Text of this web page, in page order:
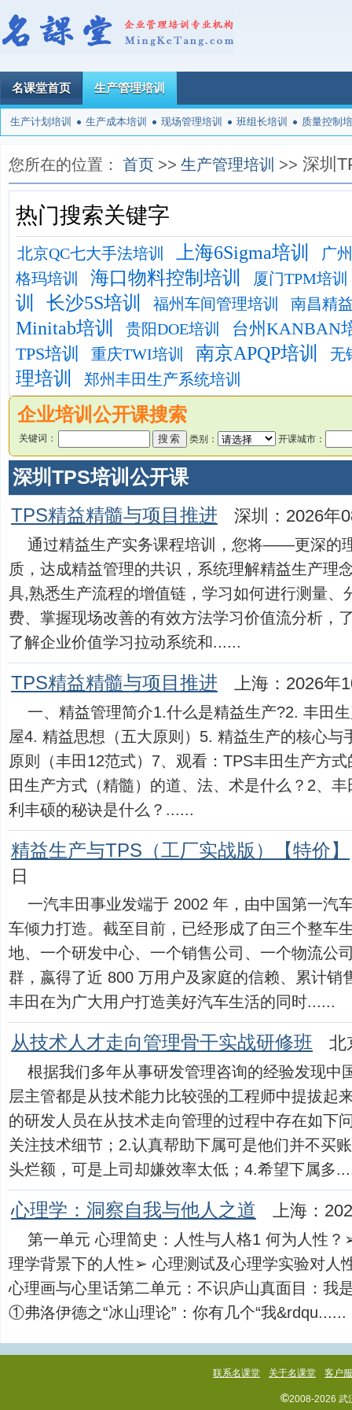
名课堂首页 生产管理培训
生产计划培训 生产成本培训 现场管理培训 班组长培训 质量控制
您所在的位置： 首页 >> 生产管理培训 >> 深圳
热门搜索关键字
北京QC七大手法培训 上海6Sigma培训
广
格玛培训
海口物料控制培训 厦门TPM培训
训 长沙5S培训 福州车间管理培训 南昌精
Minitab培训 贵阳DOE培训
台州KANBAN
TPS培训
重庆TWI培训 南京APQP培训 无
理培训 郑州丰田生产系统培训
企业培训公开课搜索
关键词： 类别： 开课城市：
深圳TPS培训公开课
TPS精益精髓与项目推进 深圳：2026年
通过精益生产实务课程培训，您将——更深的
质，达成精益管理的共识，系统理解精益生产理
具,熟悉生产流程的增值链，学习如何进行测量、
费、掌握现场改善的有效方法学习价值流分析，
了解企业价值学习拉动系统和......
TPS精益精髓与项目推进 上海：2026年
一、精益管理简介1.什么是精益生产?2. 丰田
屋4. 精益思想（五大原则）5. 精益生产的核心与
原则（丰田12范式）7、观看：TPS丰田生产方
田生产方式（精髓）的道、法、术是什么？2、
利丰硕的秘诀是什么？......
精益生产与TPS（工厂实战版）【特价】
日
一汽丰田事业发端于 2002 年，由中国第一汽
车倾力打造。截至目前，已经形成了甶三个整车
地、一个研发中心、一个销售公司、一个物流公
群，嬴得了近 800 万用户及家庭的信赖、累计销
丰田在为广大用户打造美好汽车生活的同时......
从技术人才走向管理骨干实战研修班 北
根据我们多年从事研发管理咨询的经验发现中
层主管都是从技术能力比较强的工程师中提拔起
的研发人员在从技术走向管理的过程中存在如下
关注技术细节；2.认真帮助下属可是他们并不买
头烂额，可是上司却嫌效率太低；4.希望下属多
心理学：洞察自我与他人之道 上海：
第一单元 心理简史：人性与人格1 何为人性
理学背景下的人性➢ 心理测试及心理学实验对
心理画与心里话第二单元：不识庐山真面目：我
①弗洛伊德之“冰山理论”：你有几个“我&rdqu......
联系名课堂 关于名课堂 客户
©2008-2026 武